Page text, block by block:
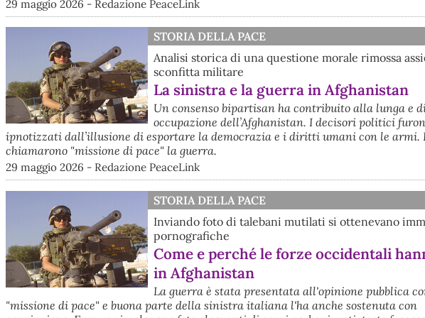
29 maggio 2026 - Redazione PeaceLink
STORIA DELLA PACE
Analisi storica di una questione morale rimossa
sconfitta militare
La sinistra e la guerra in Afghanistan
Un consenso bipartisan ha contribuito alla lunga e
occupazione dell’Afghanistan. I decisori politici
ipnotizzati dall’illusione di esportare la democrazia e i diritti umani con le armi.
chiamarono "missione di pace" la guerra.
29 maggio 2026 - Redazione PeaceLink
STORIA DELLA PACE
Inviando foto di talebani mutilati si ottenevano
pornografiche
Come e perché le forze occidentali
in Afghanistan
La guerra è stata presentata all'opinione pubblica
"missione di pace" e buona parte della sinistra italiana l'ha anche sostenuta con